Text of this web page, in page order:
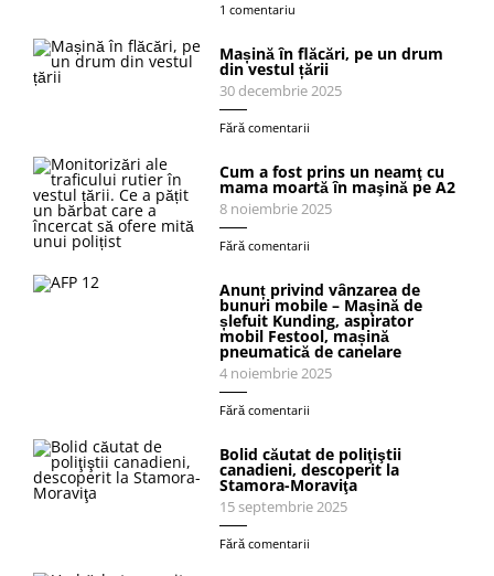
1 comentariu
Mașină în flăcări, pe un drum
din vestul țării
30 decembrie 2025
Fără comentarii
Cum a fost prins un neamţ cu
mama moartă în maşină pe A2
8 noiembrie 2025
Fără comentarii
Anunț privind vânzarea de
bunuri mobile – Mașină de
șlefuit Kunding, aspirator
mobil Festool, mașină
pneumatică de canelare
4 noiembrie 2025
Fără comentarii
Bolid căutat de poliţiştii
canadieni, descoperit la
Stamora-Moraviţa
15 septembrie 2025
Fără comentarii